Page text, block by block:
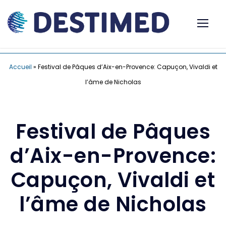
Accueil » Festival de Pâques d’Aix-en-Provence: Capuçon, Vivaldi et
l’âme de Nicholas
Festival de Pâques
d’Aix-en-Provence:
Capuçon, Vivaldi et
l’âme de Nicholas